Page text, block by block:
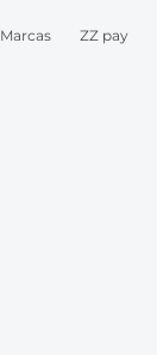
Marcas ZZ pay